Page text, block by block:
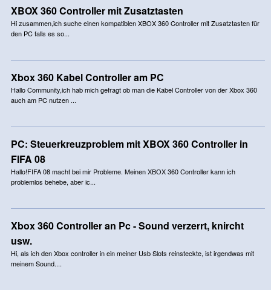
XBOX 360 Controller mit Zusatztasten
Hi zusammen,ich suche einen kompatiblen XBOX 360 Controller mit Zusatztasten für
den PC falls es so...
Xbox 360 Kabel Controller am PC
Hallo Community,ich hab mich gefragt ob man die Kabel Controller von der Xbox 360
auch am PC nutzen ...
PC: Steuerkreuzproblem mit XBOX 360 Controller in
FIFA 08
Hallo!FIFA 08 macht bei mir Probleme. Meinen XBOX 360 Controller kann ich
problemlos behebe, aber ic...
Xbox 360 Controller an Pc - Sound verzerrt, knircht
usw.
Hi, als ich den Xbox controller in ein meiner Usb Slots reinsteckte, ist irgendwas mit
meinem Sound....